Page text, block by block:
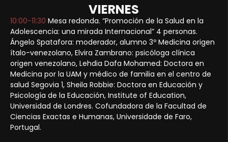
VIERNES
10:00-11:30 Mesa redonda. “Promoción de la Salud en la
Adolescencia: una mirada Internacional” 4 personas.
Ángelo Spatafora: moderador, alumno 3º Medicina origen
ítalo-venezolano, Elvira Zambrano: psicóloga clínica
origen venezolano, Lehdia Dafa Mohamed: Doctora en
Medicina por la UAM y médico de familia en el centro de
salud Segovia 1, Sheila Robbie: Doctora en Educación y
Psicología de la Educación, Institute of Education,
Universidad de Londres. Cofundadora de la Facultad de
Ciencias Exactas e Humanas, Universidade de Faro,
Portugal.